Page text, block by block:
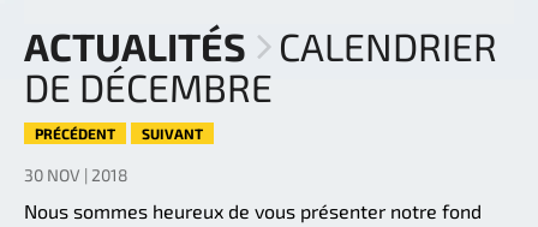
ACTUALITÉS
CALENDRIER
DE DÉCEMBRE
PRÉCÉDENT SUIVANT
30 NOV | 2018
Nous sommes heureux de vous présenter notre fond